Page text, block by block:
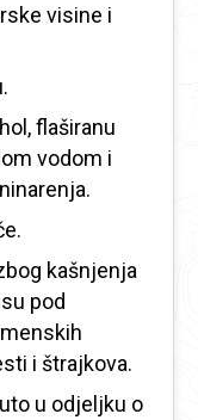
visine i
flaširanu
vodom i
kašnjenja
pod
i štrajkova.
u odjeljku o